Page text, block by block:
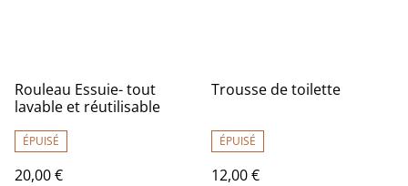
Rouleau Essuie- tout
lavable et réutilisable
ÉPUISÉ
20,00 €
Trousse de toilette
ÉPUISÉ
12,00 €